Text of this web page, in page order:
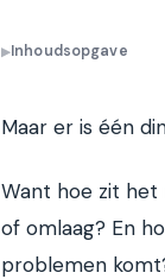
▶Inhoudsopgave
Maar er is één
Want hoe zit het
of omlaag? En
problemen